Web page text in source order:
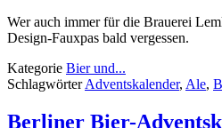
Wer auch immer für die Brauerei
Design-Fauxpas bald vergessen.
Kategorie Bier und...
SchlagwörterAdventskalender, Ale,
Berliner Bier-